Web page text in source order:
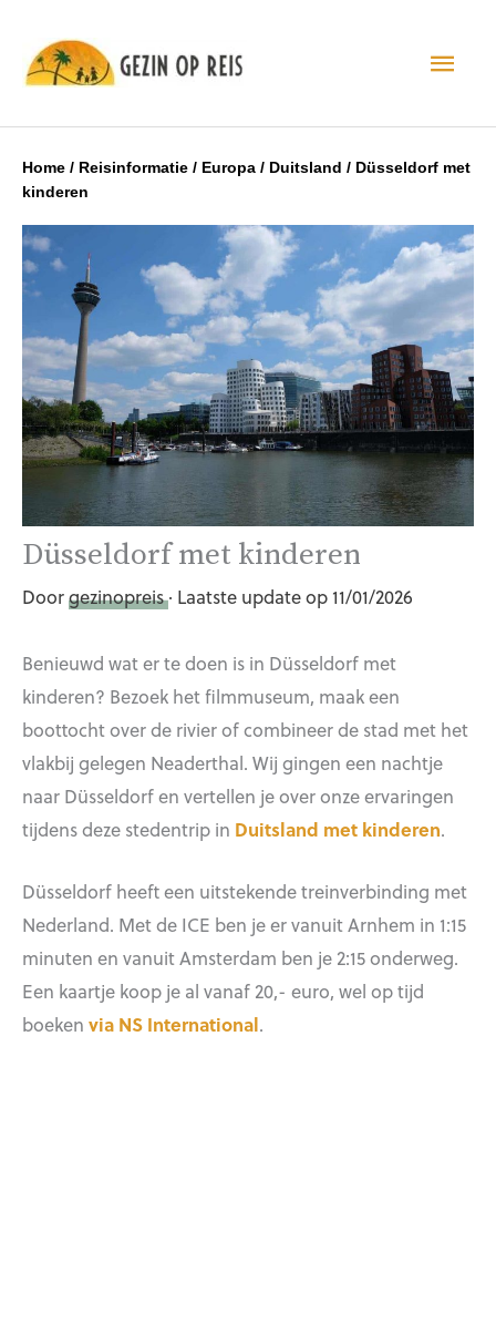
Home / Reisinformatie / Europa / Duitsland / Düsseldorf met
kinderen
Düsseldorf met kinderen
Doorgezinopreis· Laatste update op 11/01/2026
Benieuwd wat er te doen is in Düsseldorf met
kinderen? Bezoek het filmmuseum, maak een
boottocht over de rivier of combineer de stad met het
vlakbij gelegen Neaderthal. Wij gingen een nachtje
naar Düsseldorf en vertellen je over onze ervaringen
tijdens deze stedentrip in Duitsland met kinderen.
Düsseldorf heeft een uitstekende treinverbinding met
Nederland. Met de ICE ben je er vanuit Arnhem in 1:15
minuten en vanuit Amsterdam ben je 2:15 onderweg.
Een kaartje koop je al vanaf 20,- euro, wel op tijd
boeken via NS International.